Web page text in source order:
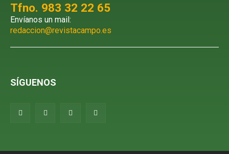
Tfno. 983 32 22 65
Envíanos un mail:
redaccion@revistacampo.es
SÍGUENOS